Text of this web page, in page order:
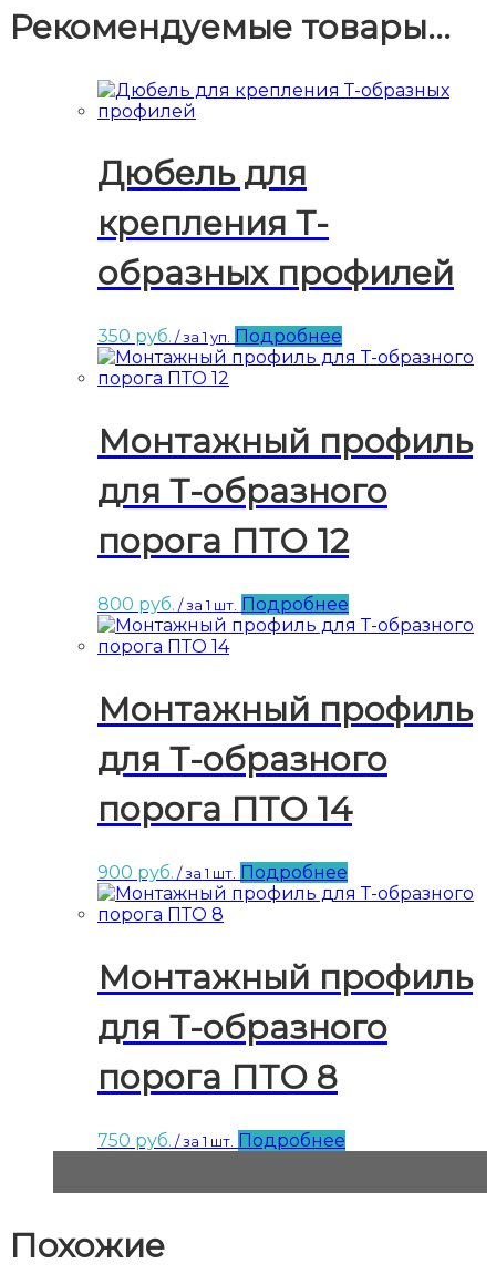
Рекомендуемые товары...
Дюбель для
крепления Т-
образных профилей
350 руб. / за 1 уп. Подробнее
Монтажный профиль
для Т-образного
порога ПТО 12
800 руб. / за 1 шт. Подробнее
Монтажный профиль
для Т-образного
порога ПТО 14
900 руб. / за 1 шт. Подробнее
Монтажный профиль
для Т-образного
порога ПТО 8
750 руб. / за 1 шт. Подробнее
Похожие